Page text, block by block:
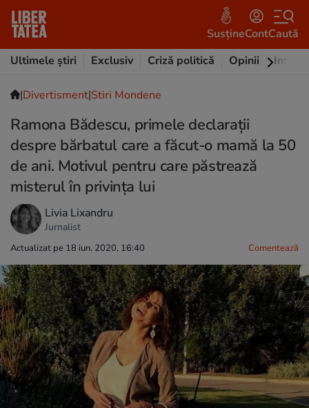
SusțineContCaută
Ultimele știri
Exclusiv Criză politică Opinii
|Divertisment|Stiri Mondene
Ramona Bădescu, primele declarații
despre bărbatul care a făcut-o mamă la 50
de ani. Motivul pentru care păstrează
misterul în privința lui
Livia Lixandru
Jurnalist
Actualizat pe 18 iun. 2020, 16:40 Comentează